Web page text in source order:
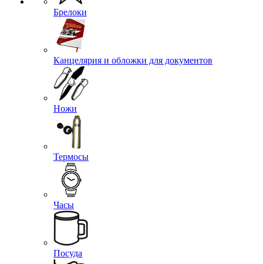
Брелоки
Канцелярия и обложки для документов
Ножи
Термосы
Часы
Посуда